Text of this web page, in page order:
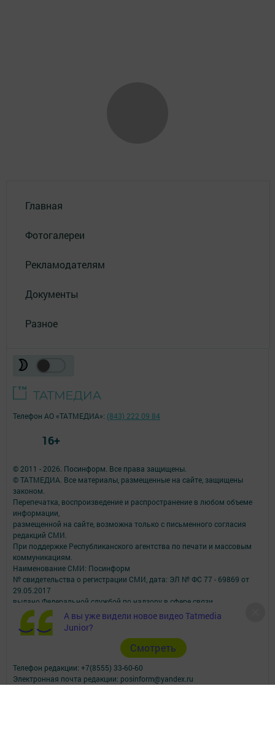
Главная
Фотогалереи
Рекламодателям
Документы
Разное
А вы уже видели новое видео Tatmedia
Junior?
Cмотреть
© 2011 - 2026. Посинформ. Все права защищены.
© ТАТМЕДИА. Все материалы, размещенные на сайте, защищены
законом.
Перепечатка, воспроизведение и распространение в любом объеме
информации,
размещенной на сайте, возможна только с письменного согласия
редакций СМИ.
При поддержке Республиканского агентства по печати и массовым
коммуникациям.
Наименование СМИ: Посинформ
№ свидетельства о регистрации СМИ, дата: ЭЛ № ФС 77 - 69869 от
29.05.2017
выдано Федеральной службой по надзору в сфере связи,
информационных технологий и массовых коммуникаций
ФИО главного редактора: Халиуллина Надежда Михайловна
Адрес редакции: 423564, Российская Федерация, Республика
Татарстан, Нижнекамский район, пгт Камские Поляны, д. 1/18А,
Телефон редакции: +7(8555) 33-60-60
Электронная почта редакции: posinform@yandex.ru
Телефон АО «ТАТМЕДИА»: (843) 222 09 84
16+